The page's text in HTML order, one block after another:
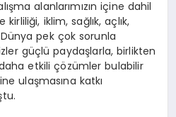
alanlarımızın içine dahil
iklim, sağlık, açlık,
pek çok sorunla
güçlü paydaşlarla, birlikten
etkili çözümler bulabilir
ulaşmasına katkı